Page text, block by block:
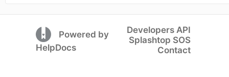
(opens in a new tab)
Powered by
HelpDocs (opens in a new tab)
Developers API
Splashtop SOS
Contact